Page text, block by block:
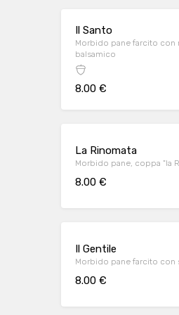
Il Santo
Morbido pane farcito con
balsamico
8.00 €
La Rinomata
Morbido pane, coppa "la
8.00 €
Il Gentile
Morbido pane farcito con
8.00 €